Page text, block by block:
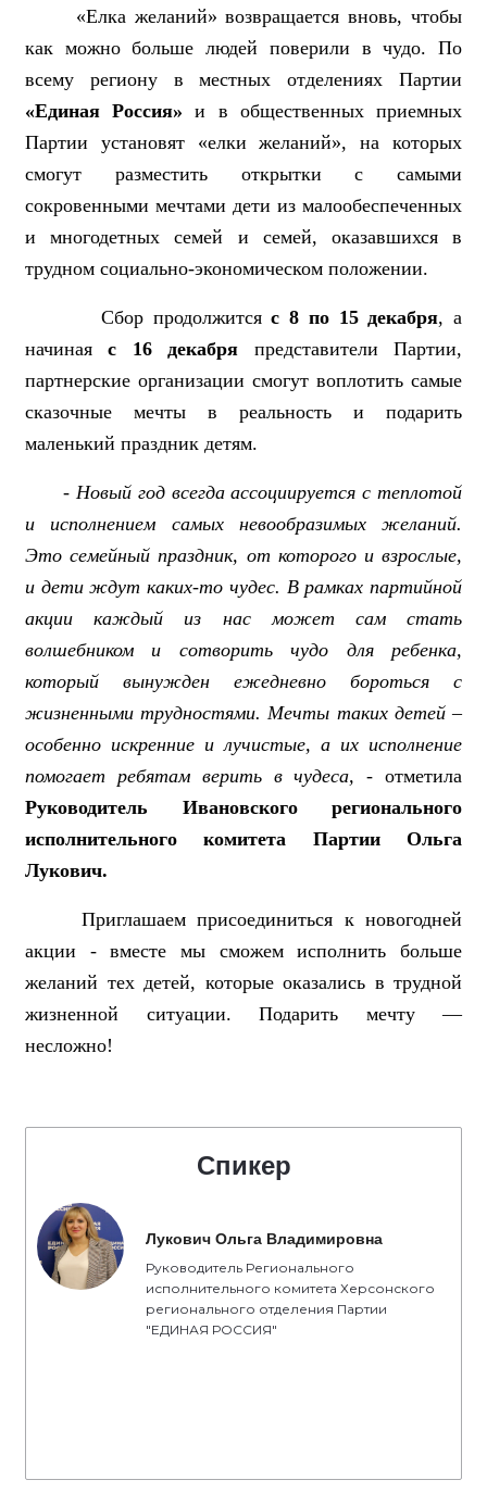
«Елка желаний» возвращается вновь, чтобы
как можно больше людей поверили в чудо. По
всему региону в местных отделениях Партии
«Единая Россия» и в общественных приемных
Партии установят «елки желаний», на которых
смогут разместить открытки с самыми
сокровенными мечтами дети из малообеспеченных
и многодетных семей и семей, оказавшихся в
трудном социально-экономическом положении.
Сбор продолжитсяс 8 по 15 декабря, а
начинаяс 16 декабря представители Партии,
партнерские организации смогут воплотить самые
сказочные мечты в реальность и подарить
маленький праздник детям.
- Новый год всегда ассоциируется с теплотой
и исполнением самых невообразимых желаний.
Это семейный праздник, от которого и взрослые,
и дети ждут каких-то чудес. В рамках партийной
акции каждый из нас может сам стать
волшебником и сотворить чудо для ребенка,
который вынужден ежедневно бороться с
жизненными трудностями. Мечты таких детей –
особенно искренние и лучистые, а их исполнение
помогает ребятам верить в чудеса, - отметила
Руководитель Ивановского регионального
исполнительного комитета Партии
Ольга
Лукович.
Приглашаем присоединиться к новогодней
акции - вместе мы сможем исполнить больше
желаний тех детей, которые оказались в трудной
жизненной ситуации. Подарить мечту —
несложно!
Спикер
Лукович Ольга Владимировна
Руководитель Регионального
исполнительного комитета Херсонского
регионального отделения Партии
"ЕДИНАЯ РОССИЯ"